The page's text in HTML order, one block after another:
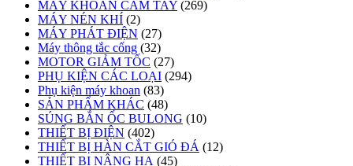
MÁY KHOAN CẦM TAY (269)
MÁY NÉN KHÍ (2)
MÁY PHÁT ĐIỆN (27)
Máy thông tắc cống (32)
MOTOR GIẢM TỐC (27)
PHỤ KIỆN CÁC LOẠI (294)
Phụ kiện máy khoan (83)
SẢN PHẨM KHÁC (48)
SÚNG BẮN ỐC BULONG (10)
THIẾT BỊ ĐIỆN (402)
THIẾT BỊ HÀN CẮT GIÓ ĐÁ (12)
THIẾT BỊ NÂNG HẠ (45)